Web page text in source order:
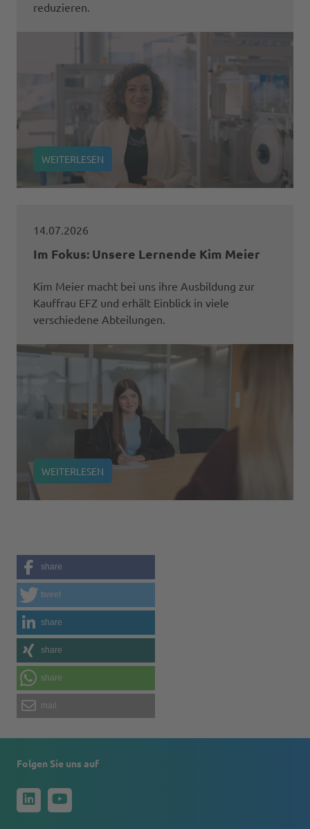
reduzieren.
WEITERLESEN
14.07.2026
Im Fokus: Unsere Lernende Kim Meier
Kim Meier macht bei uns ihre Ausbildung zur
Kauffrau EFZ und erhält Einblick in viele
verschiedene Abteilungen.
WEITERLESEN
share
tweet
share
share
share
mail
Folgen Sie uns auf